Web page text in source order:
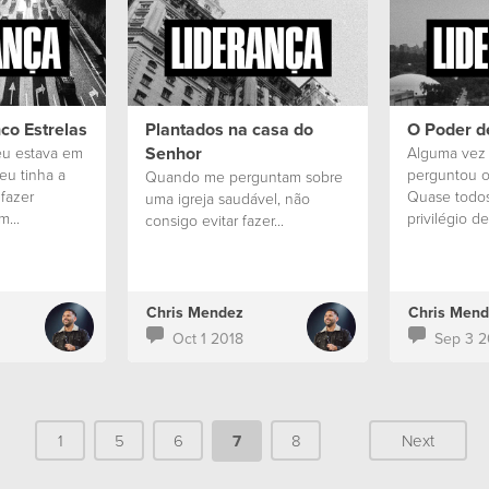
Estrelas
estava em
tinha a
Plantados na casa do
Senhor
Quando me perguntam sobre
uma igreja saudável, não
consigo evitar fazer...
Chris Mendez
Oct 1 2018
O Poder
Alguma
perguntou
Quase
privilégio
Chris
Sep 3
1 5 6 7 8 Next